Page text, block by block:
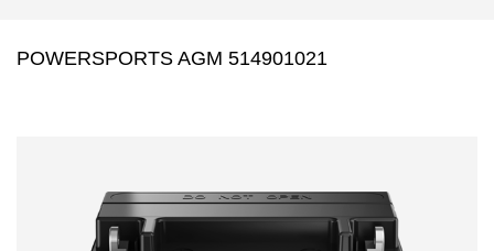
POWERSPORTS AGM 514901021